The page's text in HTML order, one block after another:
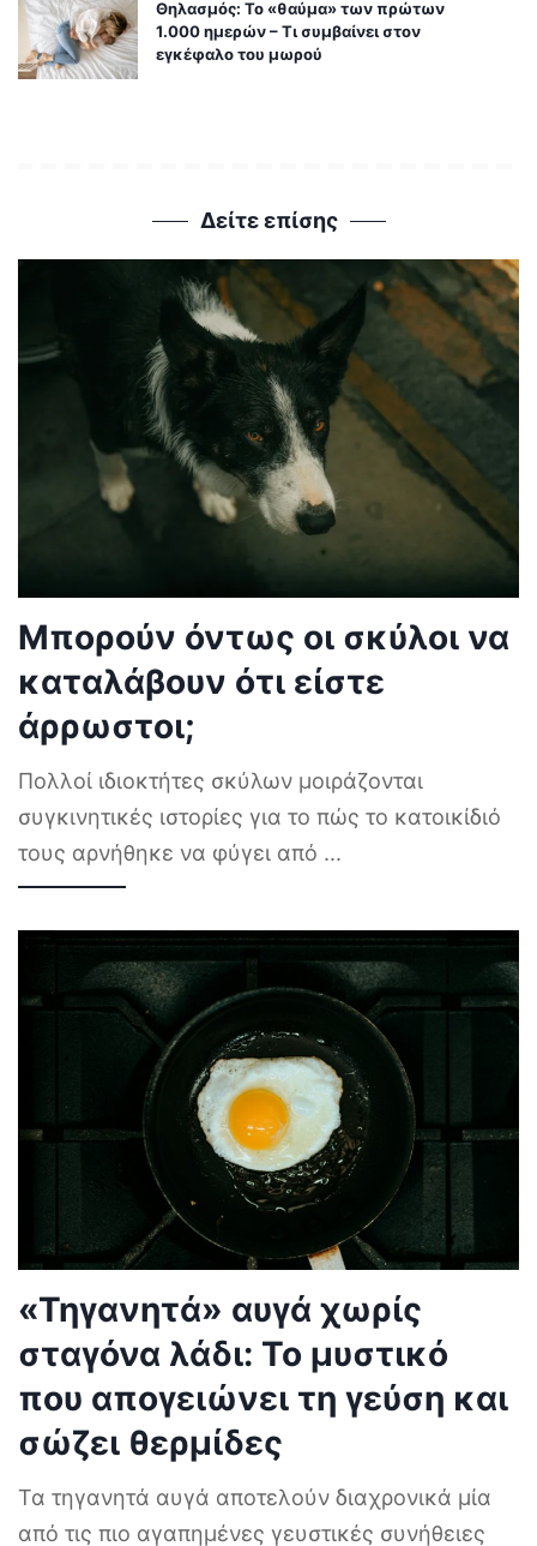
Θηλασμός: Το «θαύμα» των πρώτων
1.000 ημερών – Τι συμβαίνει στον
εγκέφαλο του μωρού
Δείτε επίσης
Μπορούν όντως οι σκύλοι να
καταλάβουν ότι είστε
άρρωστοι;
Πολλοί ιδιοκτήτες σκύλων μοιράζονται
συγκινητικές ιστορίες για το πώς το κατοικίδιό
τους αρνήθηκε να φύγει από ...
«Τηγανητά» αυγά χωρίς
σταγόνα λάδι: Το μυστικό
που απογειώνει τη γεύση και
σώζει θερμίδες
Τα τηγανητά αυγά αποτελούν διαχρονικά μία
από τις πιο αγαπημένες γευστικές συνήθειες